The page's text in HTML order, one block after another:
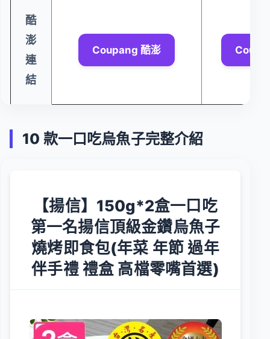
酷
澎
連
結
Coupang 酷澎
10 款一口吃烏魚子完整介紹
【揚信】150g*2盒一口吃
第一名揚信頂級金鑽烏魚子
燒烤即食包(年菜 年節 過年
伴手禮 禮盒 高檔零嘴首選)